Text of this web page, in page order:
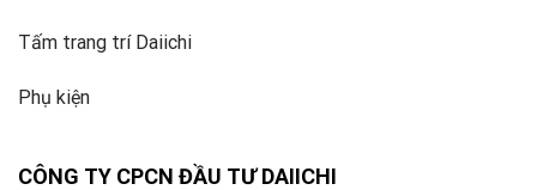
Tấm trang trí Daiichi
Phụ kiện
CÔNG TY CPCN ĐẦU TƯ DAIICHI